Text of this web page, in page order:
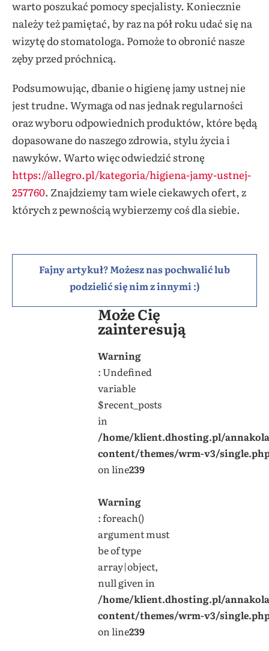
warto poszukać pomocy specjalisty. Koniecznie
należy też pamiętać, by raz na pół roku udać się na
wizytę do stomatologa. Pomoże to obronić nasze
zęby przed próchnicą.
Podsumowując, dbanie o higienę jamy ustnej nie
jest trudne. Wymaga od nas jednak regularności
oraz wyboru odpowiednich produktów, które będą
dopasowane do naszego zdrowia, stylu życia i
nawyków. Warto więc odwiedzić stronę
https://allegro.pl/kategoria/higiena-jamy-ustnej-
257760. Znajdziemy tam wiele ciekawych ofert, z
których z pewnością wybierzemy coś dla siebie.
Fajny artykuł? Możesz nas pochwalić lub
podzielić się nim z innymi :)
Może Cię
zainteresują
Warning
: Undefined
variable
$recent_posts
in
/home/klient.dhosting.pl/
content/themes/wrm-v3/
on line239
Warning
: foreach()
argument must
be of type
array|object,
null given in
/home/klient.dhosting.pl/
content/themes/wrm-v3/
on line239